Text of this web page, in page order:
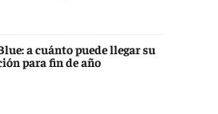
a cuánto puede llegar su
para fin de año